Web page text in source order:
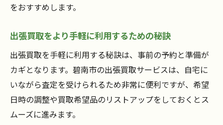
をおすすめします。
出張買取をより手軽に利用するための秘訣
出張買取を手軽に利用する秘訣は、事前の予約と準備が
カギとなります。碧南市の出張買取サービスは、自宅に
いながら査定を受けられるため非常に便利ですが、希望
日時の調整や買取希望品のリストアップをしておくとス
ムーズに進みます。